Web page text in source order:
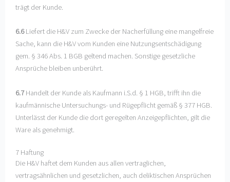
trägt der Kunde.
6.6Liefert die H&V zum Zwecke der Nacherfüllung eine mangelfreie
Sache, kann die H&V vom Kunden eine Nutzungsentschädigung
gem. § 346 Abs. 1 BGB geltend machen. Sonstige gesetzliche
Ansprüche bleiben unberührt.
6.7Handelt der Kunde als Kaufmann i.S.d. § 1 HGB, trifft ihn die
kaufmännische Untersuchungs- und Rügepflicht gemäß § 377 HGB.
Unterlässt der Kunde die dort geregelten Anzeigepflichten, gilt die
Ware als genehmigt.
7 Haftung
Die H&V haftet dem Kunden aus allen vertraglichen,
vertragsähnlichen und gesetzlichen, auch deliktischen Ansprüchen